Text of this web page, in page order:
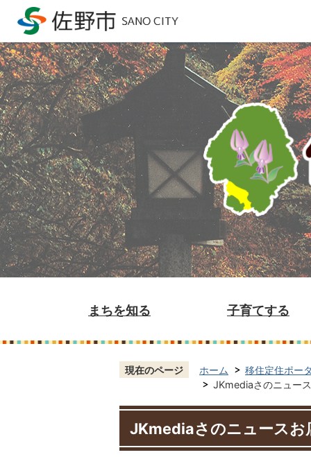
まちを知る 子育てする
現在のページ ホーム
移住定住ポー
JKmediaさのニュー
JKmediaさのニュースお